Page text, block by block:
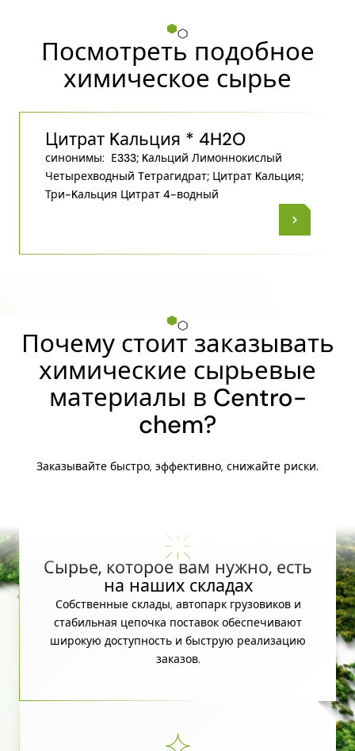
Посмотреть подобное
химическое сырье
Цитрат Kальция * 4H2O
синонимы: Е333; Kальций Лимоннокислый
Четырехводный Tетрагидрат; Цитрат Kальция;
Три-Kальция Цитрат 4-водный
Почему стоит заказывать
химические сырьевые
материалы в Centro-
chem?
Заказывайте быстро, эффективно, снижайте риски.
Сырье, которое вам нужно, есть
на наших складах
Собственные склады, автопарк грузовиков и
стабильная цепочка поставок обеспечивают
широкую доступность и быструю реализацию
заказов.